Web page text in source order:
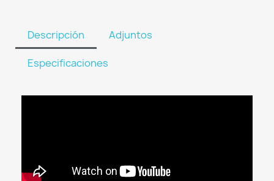
Descripción Adjuntos
Especificaciones